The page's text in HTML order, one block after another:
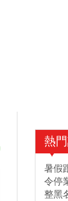
熱
暑假
令停
整黑